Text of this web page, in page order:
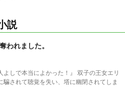
説
われました。
よしで本当によかった！』 双子の王女エリ
騙されて聴覚を失い、塔に幽閉されてしま